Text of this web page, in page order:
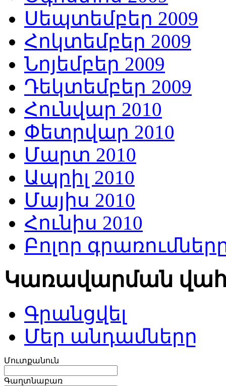
Սեպտեմբեր 2009
Հոկտեմբեր 2009
Նոյեմբեր 2009
Դեկտեմբեր 2009
Հունվար 2010
Փետրվար 2010
Մարտ 2010
Ապրիլ 2010
Մայիս 2010
Հունիս 2010
Բոլոր
Կառավարման
Գրանցվել
Մեր անդամները
Մուտքանուն
Գաղտնաբառ